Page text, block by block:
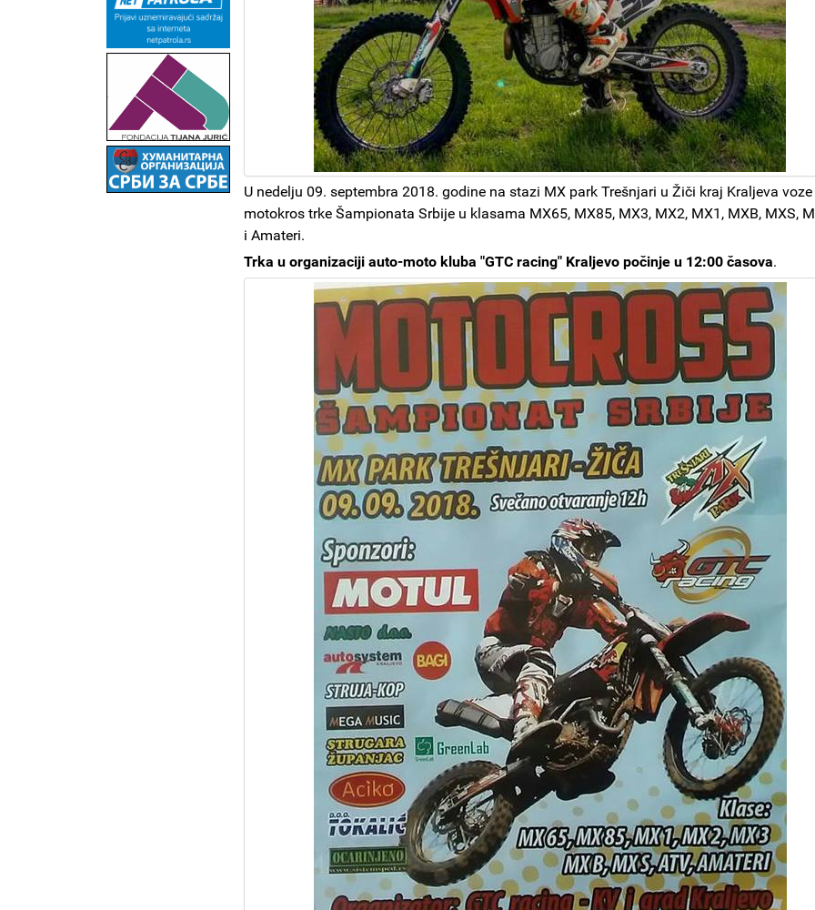
U nedelju 09. septembra 2018. godine na stazi MX park Trešnjari u Žiči kraj Kraljeva voze
motokros trke Šampionata Srbije u klasama MX65, MX85, MX3, MX2, MX1, MXB, MXS,
i Amateri.
Trka u organizaciji auto-moto kluba "GTC racing" Kraljevo počinje u 12:00 časova.